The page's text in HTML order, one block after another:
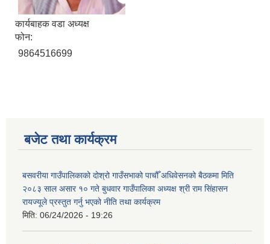
कार्यबाहक वडा अध्यक्ष
फोन:
9864516699
बजेट तथा कार्यक्रम
बसवरीया गाउँपालिकाको दोश्रो गाउँसभाको पाचौँ अधिवेसनको बैठकमा मिति
२०८३ साल असार १० गते बुधवार गाउँपालिका अध्यक्ष श्री राम सिंहासन
रायज्यूले प्रस्तुत गर्नु भएको नीति तथा कार्यक्रम
मिति: 06/24/2026 - 19:26